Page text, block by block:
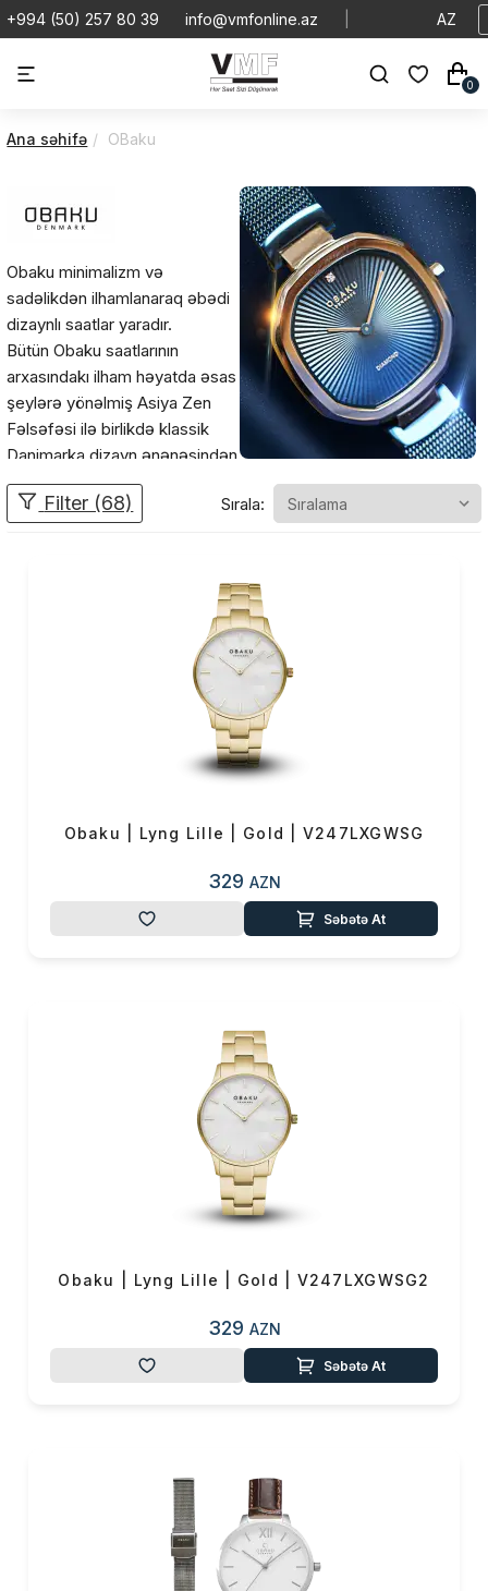
+994 (50) 257 80 39 info@vmfonline.az AZ
0
Ana səhifə OBaku
Obaku minimalizm və
sadəlikdən ilhamlanaraq əbədi
dizaynlı saatlar yaradır.
Bütün Obaku saatlarının
arxasındakı ilham həyatda əsas
şeylərə yönəlmiş Asiya Zen
Fəlsəfəsi ilə birlikdə klassik
Danimarka dizayn ənənəsindən
gəlir. Minlərlə kilometr
məsafədə yaranan ənənələri
qovuşduğu dizaynlar yaratdı.
dəbdəbəli materialları və unikal
dizaynları sərfəli qiymətlərlə
Filter (68) Sırala:
Obaku | Lyng Lille | Gold | V247LXGWSG
329 AZN
Səbətə At
Obaku | Lyng Lille | Gold | V247LXGWSG2
329 AZN
Səbətə At